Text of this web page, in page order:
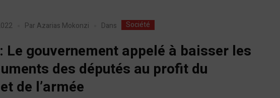
Par Azarias Mokonzi Dans Société
Le gouvernement appelé à baisser les
des députés au profit du
de l’armée